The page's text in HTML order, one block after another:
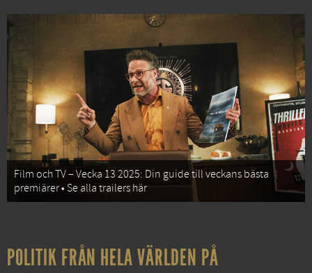
Film och TV – Vecka 13 2025: Din guide till veckans bästa
premiärer • Se alla trailers här
POLITIK FRÅN HELA VÄRLDEN PÅ